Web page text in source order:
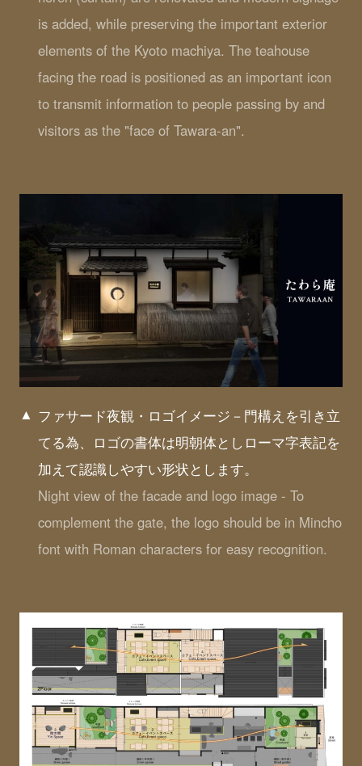
is added, while preserving the important exterior
elements of the Kyoto machiya. The teahouse
facing the road is positioned as an important icon
to transmit information to people passing by and
visitors as the "face of Tawara-an".
ファサード夜観・ロゴイメージ－門構えを引き立
てる為、ロゴの書体は明朝体としローマ字表記を
加えて認識しやすい形状とします。
Night view of the facade and logo image - To
complement the gate, the logo should be in Mincho
font with Roman characters for easy recognition.